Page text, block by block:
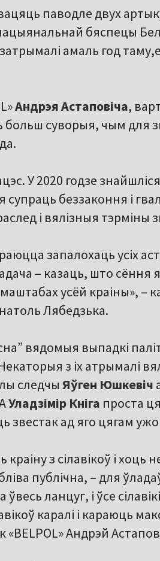
паводле двух
бяспецы
амаль год
Андрэя Астаповіча,
больш суворыя, чым для
У 2020 годзе
супраць беззаконня і
і вялізныя тэрміны
запалохаць усіх
– казаць, што сёння
усёй краіны», –
Лябедзька.
вядомыя выпадкі
з іх атрымалі
следчы Яўген Юшкевіч
Уладзімір Кніга проста
звестак ад яго цягам
з сілавікоў і хоць
публічна, – для
ланцуг, і ўсе
каралі і караюць
«BELPOL» Андрэй